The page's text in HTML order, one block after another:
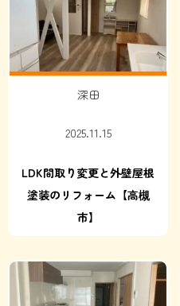
深田
2025.11.15
LDK間取り変更と外壁屋根
塗装のリフォーム【高槻
市】